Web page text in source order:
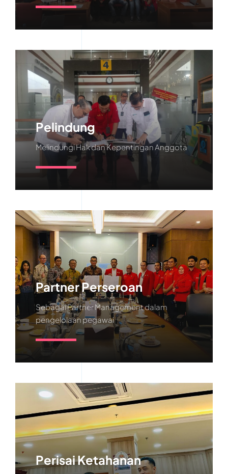
Learn More
Pelindung
Melindungi Hak dan Kepentingan Anggota
Learn More
Partner Perseroan
Sebagai Partner Management dalam
pengelolaan pegawai
Learn More
Perisai Ketahanan